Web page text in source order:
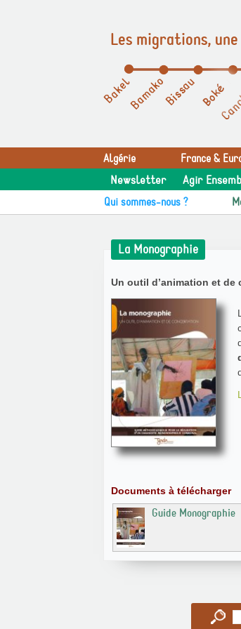
Les migrations,
Algérie France &
Newsletter Agir
Qui sommes-nous ?
La Monographie
Un outil d’animation et de
Documents à télécharger
Guide Monographie